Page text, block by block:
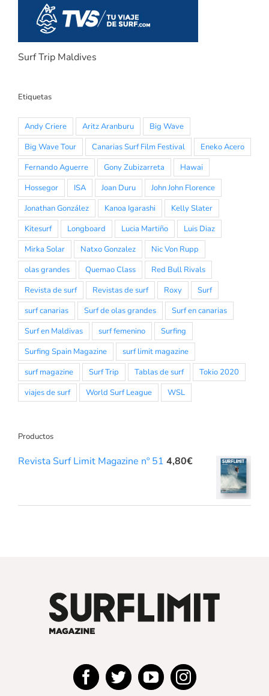
Surf Trip Maldives
Etiquetas
Andy Criere Aritz Aranburu
Big Wave
Big Wave Tour
Canarias Surf Film Festival
Eneko Acero
Fernando Aguerre
Gony Zubizarreta
Hawai
Hossegor
ISA Joan Duru
John John Florence
Jonathan González
Kanoa Igarashi
Kelly Slater
Kitesurf
Longboard Lucia Martiño
Luis Diaz
Mirka Solar
Natxo Gonzalez
Nic Von Rupp
olas grandes
Quemao Class
Red Bull Rivals
Revista de surf
Revistas de surf Roxy
Surf
surf canarias
Surf de olas grandes
Surf en canarias
Surf en Maldivas
surf femenino
Surfing
Surfing Spain Magazine
surf limit magazine
surf magazine
Surf Trip Tablas de surf
Tokio 2020
viajes de surf
World Surf League WSL
Productos
Revista Surf Limit Magazine nº 51 4,80€